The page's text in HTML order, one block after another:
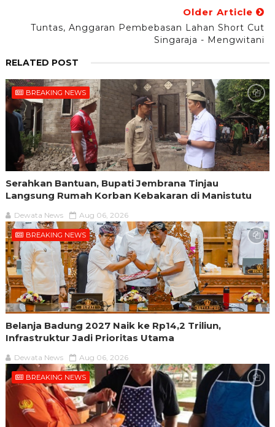
Older Article
Tuntas, Anggaran Pembebasan Lahan Short Cut
Singaraja - Mengwitani
RELATED POST
BREAKING NEWS
Serahkan Bantuan, Bupati Jembrana Tinjau
Langsung Rumah Korban Kebakaran di Manistutu
Dewata News Aug 06, 2026
BREAKING NEWS
Belanja Badung 2027 Naik ke Rp14,2 Triliun,
Infrastruktur Jadi Prioritas Utama
Dewata News Aug 06, 2026
BREAKING NEWS